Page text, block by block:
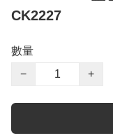
CK2227
數量
−
+